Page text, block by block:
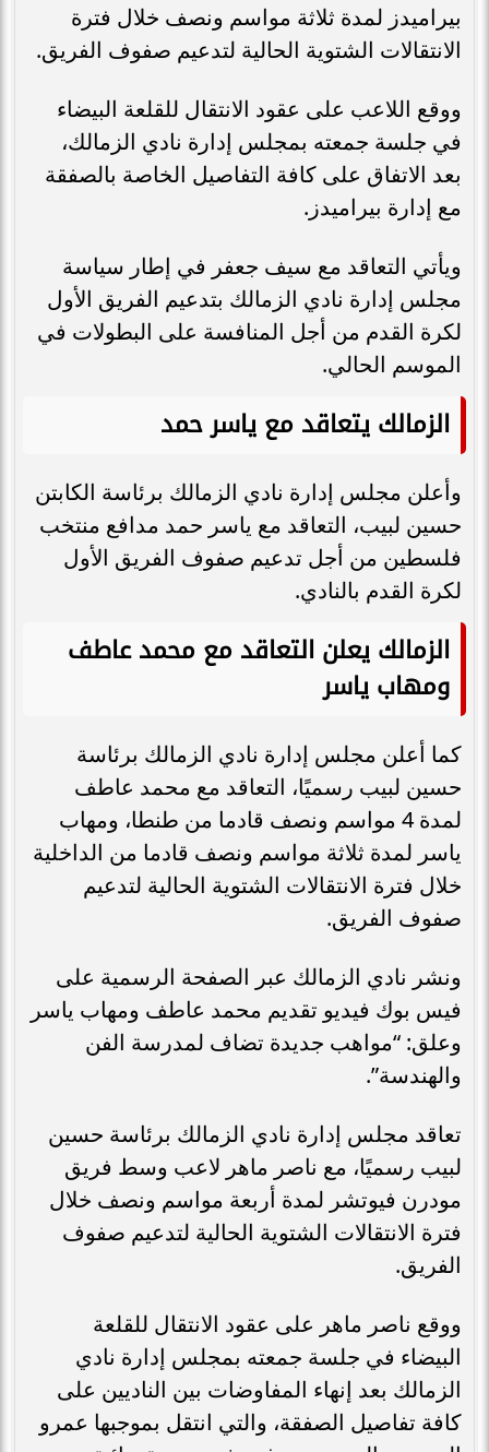
بيراميدز لمدة ثلاثة مواسم ونصف خلال فترة
الانتقالات الشتوية الحالية لتدعيم صفوف الفريق.
ووقع اللاعب على عقود الانتقال للقلعة البيضاء
في جلسة جمعته بمجلس إدارة نادي الزمالك،
بعد الاتفاق على كافة التفاصيل الخاصة بالصفقة
مع إدارة بيراميدز.
ويأتي التعاقد مع سيف جعفر في إطار سياسة
مجلس إدارة نادي الزمالك بتدعيم الفريق الأول
لكرة القدم من أجل المنافسة على البطولات في
الموسم الحالي.
الزمالك يتعاقد مع ياسر حمد
وأعلن مجلس إدارة نادي الزمالك برئاسة الكابتن
حسين لبيب، التعاقد مع ياسر حمد مدافع منتخب
فلسطين من أجل تدعيم صفوف الفريق الأول
لكرة القدم بالنادي.
الزمالك يعلن التعاقد مع محمد عاطف
ومهاب ياسر
كما أعلن مجلس إدارة نادي الزمالك برئاسة
حسين لبيب رسميًا، التعاقد مع محمد عاطف
لمدة 4 مواسم ونصف قادما من طنطا، ومهاب
ياسر لمدة ثلاثة مواسم ونصف قادما من الداخلية
خلال فترة الانتقالات الشتوية الحالية لتدعيم
صفوف الفريق.
ونشر نادي الزمالك عبر الصفحة الرسمية على
فيس بوك فيديو تقديم محمد عاطف ومهاب ياسر
وعلق: “مواهب جديدة تضاف لمدرسة الفن
والهندسة”.
تعاقد مجلس إدارة نادي الزمالك برئاسة حسين
لبيب رسميًا، مع ناصر ماهر لاعب وسط فريق
مودرن فيوتشر لمدة أربعة مواسم ونصف خلال
فترة الانتقالات الشتوية الحالية لتدعيم صفوف
الفريق.
ووقع ناصر ماهر على عقود الانتقال للقلعة
البيضاء في جلسة جمعته بمجلس إدارة نادي
الزمالك بعد إنهاء المفاوضات بين الناديين على
كافة تفاصيل الصفقة، والتي انتقل بموجبها عمرو